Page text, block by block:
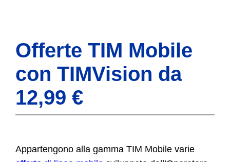
Offerte TIM Mobile
con TIMVision da
12,99 €
Appartengono alla gamma TIM Mobile varie